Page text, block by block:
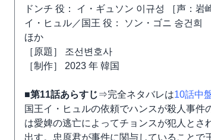
ドンチ 役： イ・ギュソン 이규성 ［声：岩
イ・ヒュル／国王 役： ソン・ゴニ 송건희
ほか
［原題］ 조선변호사
［制作］ 2023 年 韓国
■第11話あらすじ⇒完全ネタバレは10話中
国王イ・ヒュルの依頼でハンスが殺人事
は愛婢の逃亡によってチョンスが犯人と
出す。忠原君が事件に関与していること